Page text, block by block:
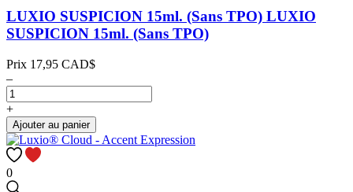
LUXIO SUSPICION 15ml. (Sans TPO) LUXIO
SUSPICION 15ml. (Sans TPO)
Prix 17,95 CAD$
–
+
Ajouter au panier
0